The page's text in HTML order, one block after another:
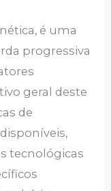
é uma
progressiva
geral deste
de
tecnológicas